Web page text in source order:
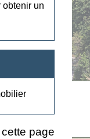
obtenir un
page